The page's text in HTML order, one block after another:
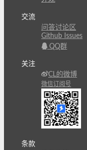
交流
问答讨论区
Github Issues
QQ群
关注
CL的微博
微信订阅号
条款